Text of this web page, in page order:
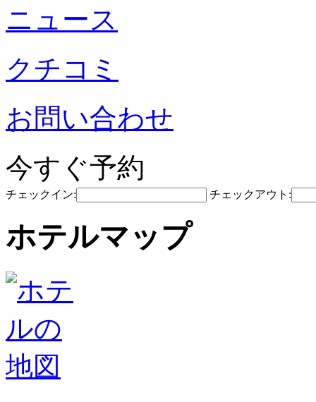
ニュース
クチコミ
お問い合わせ
今すぐ予約
チェックイン: チェックアウト:
ホテルマップ